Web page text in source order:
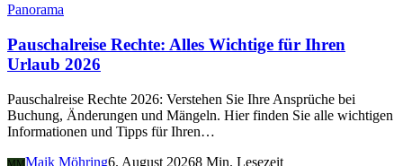
Panorama
Pauschalreise Rechte: Alles Wichtige für Ihren
Urlaub 2026
Pauschalreise Rechte 2026: Verstehen Sie Ihre Ansprüche bei
Buchung, Änderungen und Mängeln. Hier finden Sie alle wichtigen
Informationen und Tipps für Ihren…
MMMaik Möhring6. August 20268 Min. Lesezeit